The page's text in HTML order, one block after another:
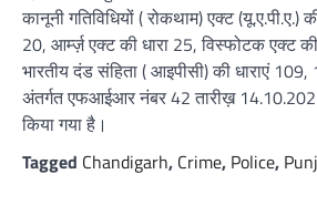
कानूनी गतिविधियों ( रोकथाम) एक्ट
20, आर्म्ज़ एक्ट की धारा 25, विस्फोटक एक्ट
भारतीय दंड संहिता ( आइपीसी) की धाराएं
अंतर्गत एफआईआर नंबर 42 तारीख़
किया गया है।
Tagged Chandigarh, Crime, Police,